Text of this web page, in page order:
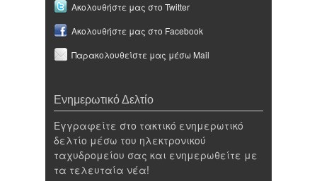
Ακολουθήστε μας στο Twitter
Ακολουθήστε μας στο Facebook
Παρακολουθείστε μας μέσω Mail
Ενημερωτικό Δελτίο
Εγγραφείτε στο τακτικό ενημερωτικό
δελτίο μέσω του ηλεκτρονικού
ταχυδρομείου σας και ενημερωθείτε με
τα τελευταία νέα!